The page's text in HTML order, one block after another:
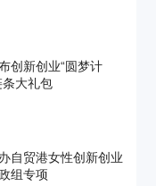
创新创业“圆梦计
条大礼包
自贸港女性创新创业
组专项